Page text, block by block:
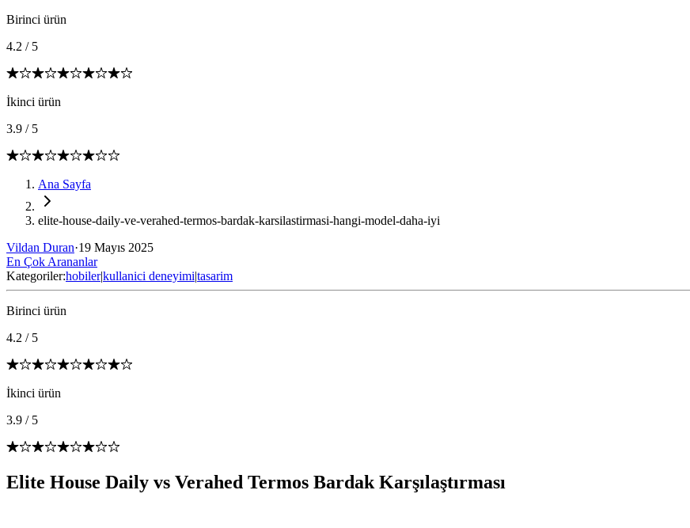
Birinci ürün
4.2 / 5
İkinci ürün
3.9 / 5
Ana Sayfa
elite-house-daily-ve-verahed-termos-bardak-karsilastirmasi-hangi-model-daha-iyi
Vildan Duran·19 Mayıs 2025
En Çok Arananlar
Kategoriler:hobiler|kullanici deneyimi|tasarim
Birinci ürün
4.2 / 5
İkinci ürün
3.9 / 5
Elite House Daily vs Verahed Termos Bardak Karşılaştırması